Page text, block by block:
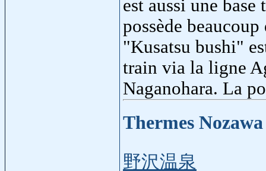
est aussi une
possède
"Kusatsu bushi"
train via la ligne
Naganohara. La
Thermes
野沢温泉